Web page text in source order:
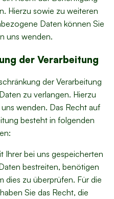
Hierzu sowie zu weiteren
Daten können Sie
uns wenden.
der Verarbeitung
der Verarbeitung
zu verlangen. Hierzu
wenden. Das Recht auf
besteht in folgenden
Ihrer bei uns gespeicherten
bestreiten, benötigen
dies zu überprüfen. Für die
Sie das Recht, die